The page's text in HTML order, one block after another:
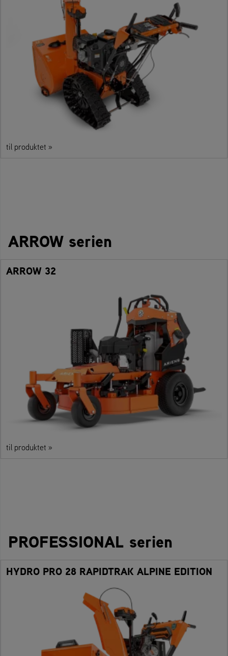
til produktet »
ARROW serien
ARROW 32
til produktet »
PROFESSIONAL serien
HYDRO PRO 28 RAPIDTRAK ALPINE EDITION